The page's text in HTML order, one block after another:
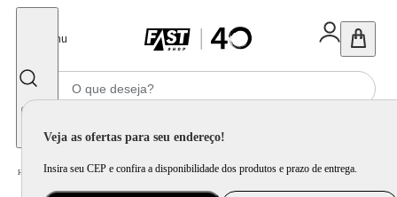
Menu
Veja as ofertas para seu endereço!
Insira seu CEP e confira a disponibilidade dos produtos e prazo de entrega.
Home Utilidade Doméstica Mesa / Aparelho de Jantar e Prato Avulso